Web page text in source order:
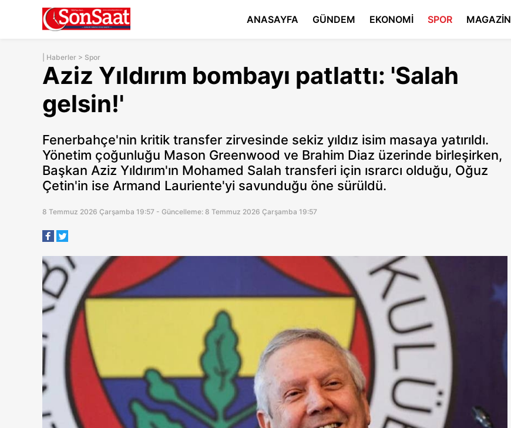
ANASAYFA GÜNDEM EKONOMİ SPOR MAGAZİN
Haberler > Spor
Aziz Yıldırım bombayı patlattı: 'Salah
gelsin!'
Fenerbahçe'nin kritik transfer zirvesinde sekiz yıldız isim masaya yatırıldı.
Yönetim çoğunluğu Mason Greenwood ve Brahim Diaz üzerinde birleşirken,
Başkan Aziz Yıldırım'ın Mohamed Salah transferi için ısrarcı olduğu, Oğuz
Çetin'in ise Armand Lauriente'yi savunduğu öne sürüldü.
8 Temmuz 2026 Çarşamba 19:57 - Güncelleme: 8 Temmuz 2026 Çarşamba 19:57